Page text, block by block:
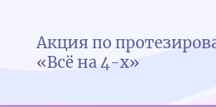
Акция по
«Всё на 4-х»